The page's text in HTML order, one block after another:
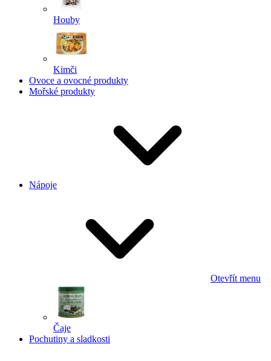
Houby
Kimči
Ovoce a ovocné produkty
Mořské produkty
Nápoje
Otevřít menu
Čaje
Pochutiny a sladkosti